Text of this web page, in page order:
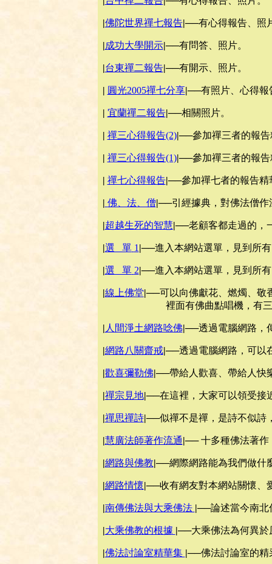
|佛陀世界禪七報告|──有心得報告、照
|成功大學開示|──有問答、照片。
|台東禪二報告|──有開示、照片。
| 圓光2005禪七分享|──有照片、心得報
| 宜蘭禪二報告|──相關照片。
| 禪三心得報告(2)|──參加禪三者的報告
| 禪三心得報告(1)|──參加禪三者的報告
| 禪七心得報告|──參加禪七者的報告精
| 佛、法、僧|──引經據典，對佛法僧作
|超越生死的智慧|──老顧客都走過的，
|選 單 1 |──進入本網站選單，見到所
|選 單 2|──進入本網站選單，見到所
|線上佛堂|──可以向佛獻花、燃燭、敬
裡面有佛曲點唱機，有三寶歌
| 人間淨土網路唸佛|──透過電腦網路，
|網路八關齋戒|──透過電腦網路，可以
|歡喜彌勒佛|──帶給人歡喜、帶給人快
|禪宗見地|──在這裡，大家可以領受接
|禪思禪詩|──似禪不是禪，是詩不似詩
|慧廣法師著作流通|── 十多種佛法著作
|網路與佛教|──網際網路能為我們做什
|網路情懷|──收有網友對本網站關懷、
|南傳佛法與大乘佛法 |──論述當今南北
|大乘佛教的根據 |──大乘佛法為何異於
|佛法討論室精華集 |──佛法討論室的精